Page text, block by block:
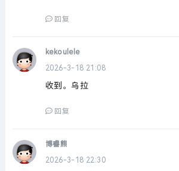
回复
kekoulele
2026-3-18 21:08
收到。乌拉
回复
博睿熊
2026-3-18 22:30